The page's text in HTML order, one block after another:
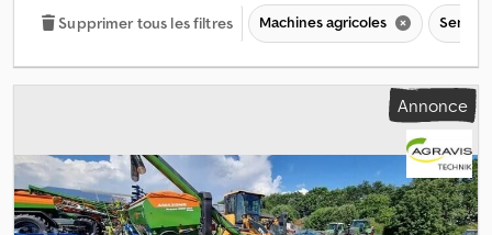
Supprimer tous les filtres Machines agricoles
Annonce